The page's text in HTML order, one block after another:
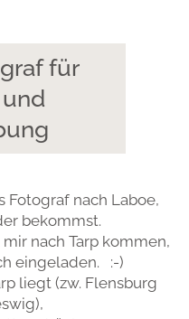
für
Fotograf nach Laboe,
bekommst.
nach Tarp kommen,
eingeladen. :-)
liegt (zw. Flensburg